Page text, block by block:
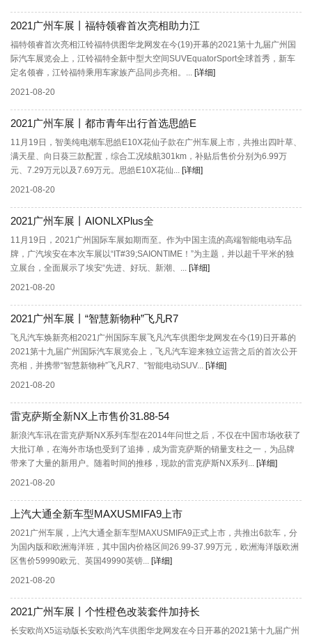
2021广州车展丨福特领睿首次亮相助力江
福特领睿首次亮相江铃福特供图华龙网发在今(19)开幕的2021第十九届广州国
际汽车展览会上，江铃福特全新中型大空间SUVEquatorSport全球首秀，新车
定名领睿，江铃福特乘用车家族产品同步亮相。... [详细]
2021-08-20
2021广州车展丨都市青年出行首选思皓E
11月19日，智美纯电潮车思皓E10X花仙子款在广州车展上市，共推出四叶草、
满天星、向日葵三款配置，综合工况续航301km，补贴后售价分别为6.99万
元、7.29万元以及7.69万元。思皓E10X花仙... [详细]
2021-08-20
2021广州车展丨AIONLXPlus全
11月19日，2021广州国际车展如期而至。作为中国主流的高端智能电动车品
牌，广汽埃安在本次车展以“IT#39;SAIONTIME！”为主题，并以超千平米的独
立展台，全面展示了埃安“先进、好玩、新潮、... [详细]
2021-08-20
2021广州车展丨“智慧新物种”飞凡R7
飞凡汽车焕新亮相2021广州国际车展飞凡汽车供图华龙网发在今(19)日开幕的
2021第十九届广州国际汽车展览会上，飞凡汽车迎来独立运营之后的首次公开
亮相，并携带“智慧新物种”飞凡R7、“智能电动SUV... [详细]
2021-08-20
雷克萨斯全新NX上市售价31.88-54
新浪汽车讯在雷克萨斯NX系列车型在2014年问世之后，不仅在中国市场收获了
大批订单，在海外市场也受到了追捧，成为雷克萨斯的销量支柱之一，为品牌
带来了大量的新用户。随着时间的推移，现款的雷克萨斯NX系列... [详细]
2021-08-20
上汽大通全新车型MAXUSMIFA9上市
2021广州车展，上汽大通全新车型MAXUSMIFA9正式上市，共推出6款车，分
为国内版和欧洲海洋班，其中国内价格区间26.99-37.99万元，欧洲海洋版欧洲
区售价59990欧元、英国49990英镑... [详细]
2021-08-20
2021广州车展丨个性橙色改装套件加持长
长安欧尚X5运动版长安欧尚汽车供图华龙网发在今日开幕的2021第十九届广州